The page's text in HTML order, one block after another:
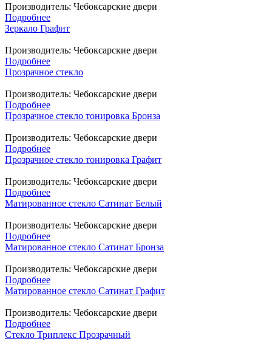
Производитель: Чебоксарские двери
Подробнее
Зеркало Графит
Производитель: Чебоксарские двери
Подробнее
Прозрачное стекло
Производитель: Чебоксарские двери
Подробнее
Прозрачное стекло тонировка Бронза
Производитель: Чебоксарские двери
Подробнее
Прозрачное стекло тонировка Графит
Производитель: Чебоксарские двери
Подробнее
Матированное стекло Сатинат Белый
Производитель: Чебоксарские двери
Подробнее
Матированное стекло Сатинат Бронза
Производитель: Чебоксарские двери
Подробнее
Матированное стекло Сатинат Графит
Производитель: Чебоксарские двери
Подробнее
Стекло Триплекс Прозрачный